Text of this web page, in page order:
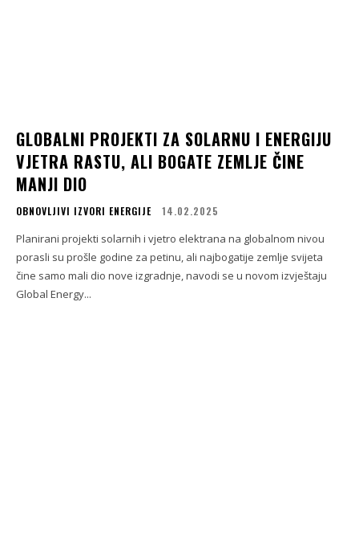
GLOBALNI PROJEKTI ZA SOLARNU I ENERGIJU
VJETRA RASTU, ALI BOGATE ZEMLJE ČINE
MANJI DIO
OBNOVLJIVI IZVORI ENERGIJE 14.02.2025
Planirani projekti solarnih i vjetro elektrana na globalnom nivou
porasli su prošle godine za petinu, ali najbogatije zemlje svijeta
čine samo mali dio nove izgradnje, navodi se u novom izvještaju
Global Energy...